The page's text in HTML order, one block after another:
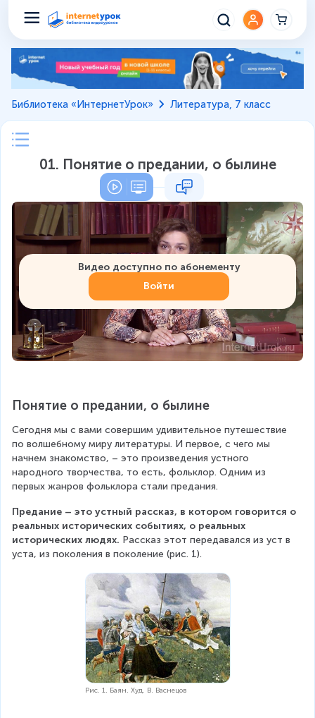
Библиотека «ИнтернетУрок» Литература, 7 класс
01. Понятие о предании, о былине
Видео доступно по абонементу
Войти
Понятие о предании, о былине
Сегодня мы с вами совершим удивительное путешествие
по волшебному миру литературы. И первое, с чего мы
начнем знакомство, – это произведения устного
народного творчества, то есть, фольклор. Одним из
первых жанров фольклора стали предания.
Предание – это устный рассказ, в котором говорится о
реальных исторических событиях, о реальных
исторических людях. Рассказ этот передавался из уст в
уста, из поколения в поколение (рис. 1).
Рис. 1. Баян. Худ. В. Васнецов